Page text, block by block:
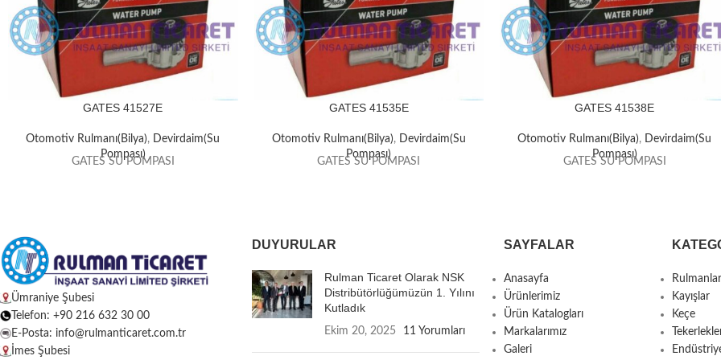
GATES 41527E
Otomotiv Rulmanı(Bilya), Devirdaim(Su
Pompası)
GATES SU POMPASI
GATES 41535E
Otomotiv Rulmanı(Bilya), Devirdaim(Su
Pompası)
GATES SU POMPASI
GATES 41538E
Otomotiv Rulmanı(Bilya), Devirdaim(Su
Pompası)
GATES SU POMPASI
Ümraniye Şubesi
Telefon: +90 216 632 30 00
E-Posta: info@rulmanticaret.com.tr
İmes Şubesi
DUYURULAR
Rulman Ticaret Olarak NSK
Distribütörlüğümüzün 1. Yılını
Kutladık
Ekim 20, 2025 11 Yorumları
SAYFALAR
Anasayfa
Ürünlerimiz
Ürün Katalogları
Markalarımız
Galeri
Rulmanlar
Kayışlar
Keçe